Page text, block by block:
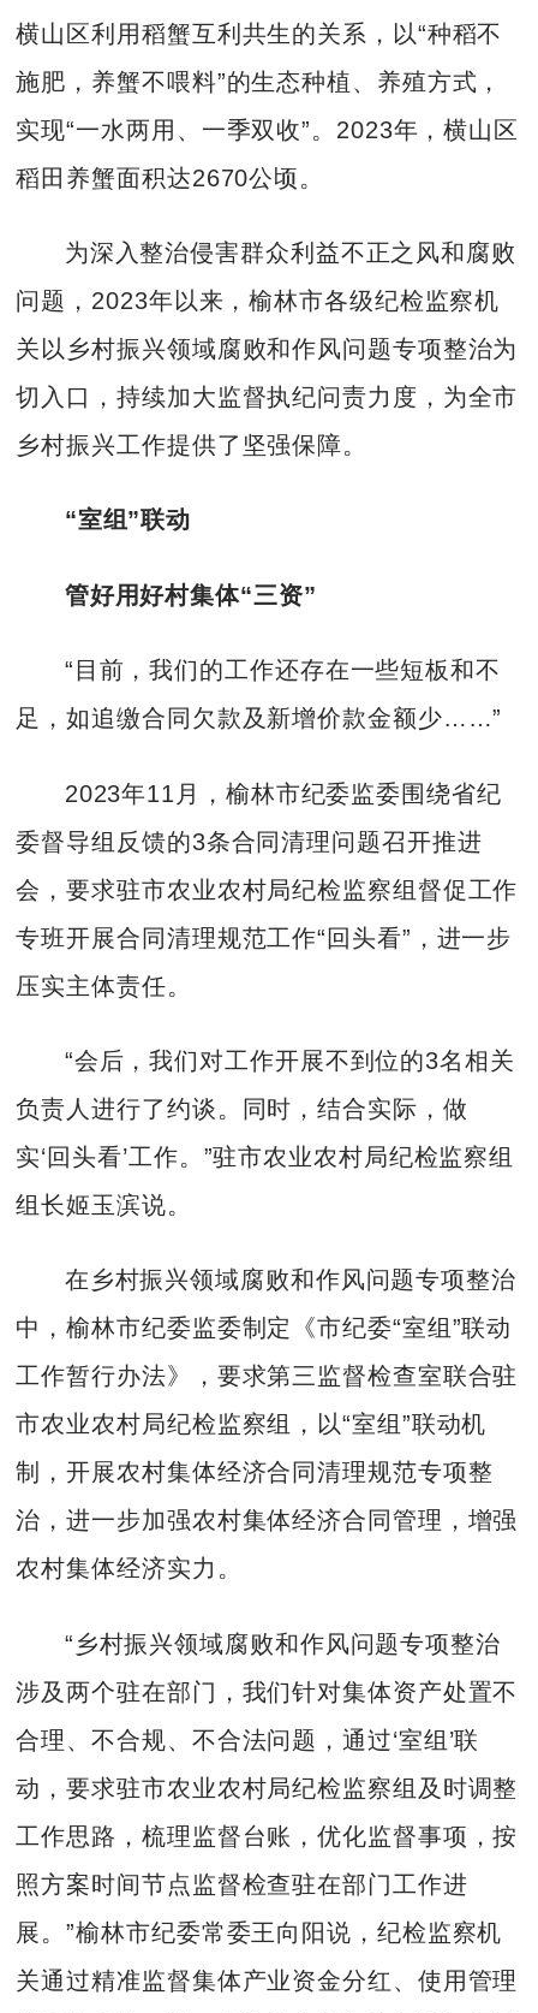
横山区利用稻蟹互利共生的关系，以“种稻不
施肥，养蟹不喂料”的生态种植、养殖方式，
实现“一水两用、一季双收”。2023年，横山区
稻田养蟹面积达2670公顷。
为深入整治侵害群众利益不正之风和腐败
问题，2023年以来，榆林市各级纪检监察机
关以乡村振兴领域腐败和作风问题专项整治为
切入口，持续加大监督执纪问责力度，为全市
乡村振兴工作提供了坚强保障。
“室组”联动
管好用好村集体“三资”
“目前，我们的工作还存在一些短板和不
足，如追缴合同欠款及新增价款金额少……”
2023年11月，榆林市纪委监委围绕省纪
委督导组反馈的3条合同清理问题召开推进
会，要求驻市农业农村局纪检监察组督促工作
专班开展合同清理规范工作“回头看”，进一步
压实主体责任。
“会后，我们对工作开展不到位的3名相关
负责人进行了约谈。同时，结合实际，做
实‘回头看’工作。”驻市农业农村局纪检监察组
组长姬玉滨说。
在乡村振兴领域腐败和作风问题专项整治
中，榆林市纪委监委制定《市纪委“室组”联动
工作暂行办法》，要求第三监督检查室联合驻
市农业农村局纪检监察组，以“室组”联动机
制，开展农村集体经济合同清理规范专项整
治，进一步加强农村集体经济合同管理，增强
农村集体经济实力。
“乡村振兴领域腐败和作风问题专项整治
涉及两个驻在部门，我们针对集体资产处置不
合理、不合规、不合法问题，通过‘室组’联
动，要求驻市农业农村局纪检监察组及时调整
工作思路，梳理监督台账，优化监督事项，按
照方案时间节点监督检查驻在部门工作进
展。”榆林市纪委常委王向阳说，纪检监察机
关通过精准监督集体产业资金分红、使用管理